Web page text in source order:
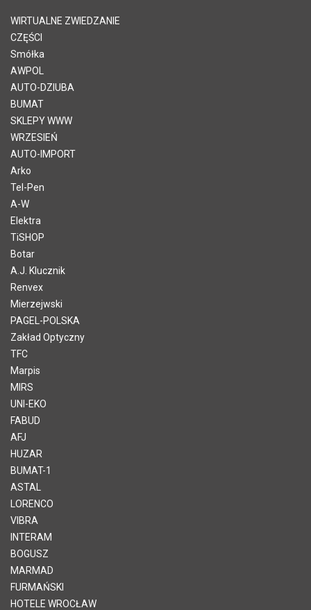
WIRTUALNE ZWIEDZANIE
CZĘŚCI
Smółka
AWPOL
AUTO-DZIUBA
BUMAT
SKLEPY WWW
WRZESIEŃ
AUTO-IMPORT
Arko
Tel-Pen
A-W
Elektra
TiSHOP
Botar
A.J. Klucznik
Renvex
Mierzejwski
PAGEL-POLSKA
Zakład Optyczny
TFC
Marpis
MIRS
UNI-EKO
FABUD
AFJ
HUZAR
BUMAT-1
ASTAL
LORENCO
VIBRA
INTERAM
BOGUSZ
MARMAD
FURMAŃSKI
HOTELE WROCŁAW